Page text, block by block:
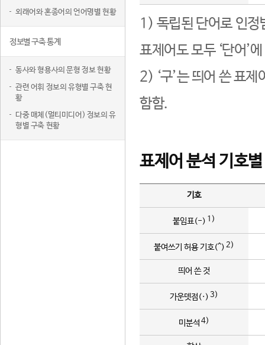
외래어와 혼종어의 언어명별 현황
정보별 구축 통계
동사와 형용사의 문형 정보 현황
관련 어휘 정보의 유형별 구축 현
황
다중 매체(멀티미디어) 정보의 유
형별 구축 현황
1) 독립된 단어로 인정
표제어도 모두 ‘단어’
2) ‘구’는 띄어 쓴 표
함함.
표제어 분석 기호
기호
붙임표(-) 1)
붙여쓰기 허용 기호(^) 2)
띄어 쓴 것
가운뎃점(·) 3)
미분석 4)